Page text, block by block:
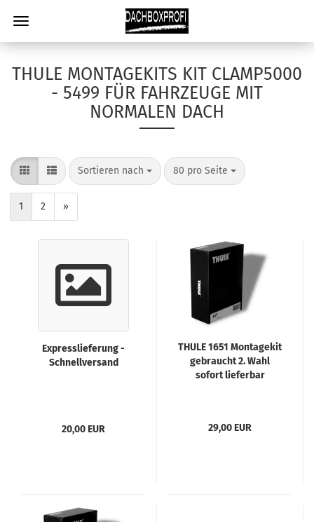
THULE MONTAGEKITS KIT CLAMP5000
- 5499 FÜR FAHRZEUGE MIT
NORMALEN DACH
Sortieren nach 80 pro Seite
1 2 »
Expresslieferung -
Schnellversand
20,00 EUR
THULE 1651 Montagekit
gebraucht 2. Wahl
sofort lieferbar
29,00 EUR